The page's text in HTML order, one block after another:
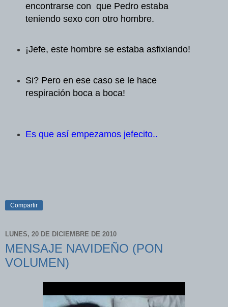
encontrarse con que Pedro estaba
teniendo sexo con otro hombre.
¡Jefe, este hombre se estaba asfixiando!
Si? Pero en ese caso se le hace
respiración boca a boca!
Es que así empezamos jefecito..
Compartir
LUNES, 20 DE DICIEMBRE DE 2010
MENSAJE NAVIDEÑO (PON
VOLUMEN)